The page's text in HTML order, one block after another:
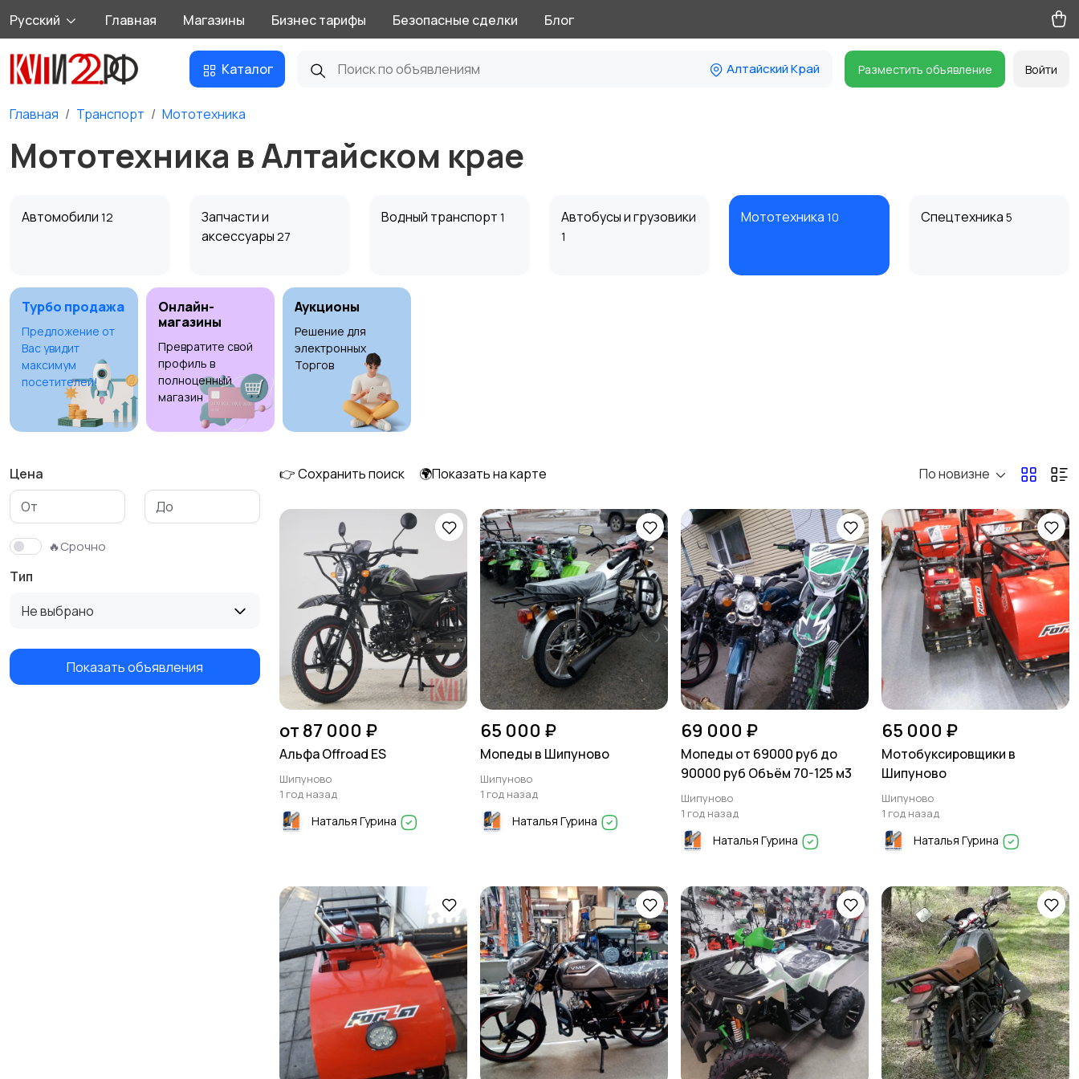
Русский Главная Магазины Бизнес тарифы Безопасные сделки Блог
Каталог Алтайский Край Разместить объявление Войти
Главная Транспорт Мототехника
Мототехника в Алтайском крае
Автомобили 12
Запчасти и
аксессуары 27
Водный транспорт 1 Автобусы и грузовики
1
Мототехника 10 Спецтехника 5
Турбо продажа
Предложение от
Вас увидит
максимум
посетителей!
Онлайн-
магазины
Превратите свой
профиль в
полноценный
магазин
Аукционы
Решение для
электронных
Торгов
Цена
🔥Срочно
Тип
Не выбрано
Показать объявления
👉 Сохранить поиск 🌍Показать на карте По новизне
от 87 000 ₽
Альфа Offroad ES
Шипуново
1 год назад
Наталья Гурина
65 000 ₽
Мопеды в Шипуново
Шипуново
1 год назад
Наталья Гурина
69 000 ₽
Мопеды от 69000 руб до
90000 руб Объём 70-125 м3
Шипуново
1 год назад
Наталья Гурина
65 000 ₽
Мотобуксировщики в
Шипуново
Шипуново
1 год назад
Наталья Гурина